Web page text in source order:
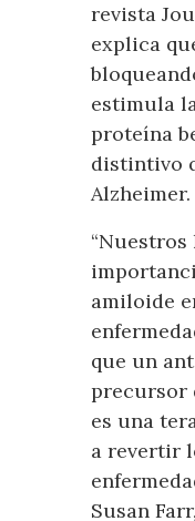
revista
explica
estimula
proteína
distintivo
Alzheimer.
amiloide
que un
precursor
es una
a revertir
Susan